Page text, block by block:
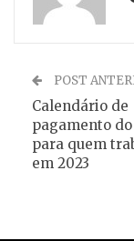
POST
Calendário de
pagamento do
para quem
em 2023